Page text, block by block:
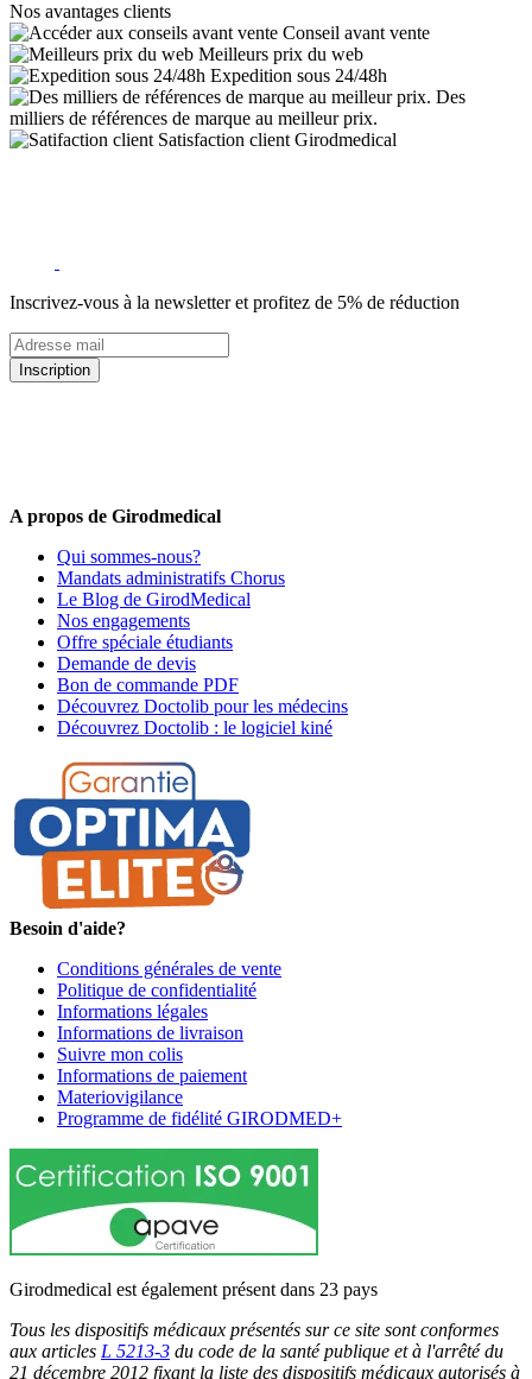
Nos avantages clients
Conseil avant vente
Meilleurs prix du web
Expedition sous 24/48h
Des
milliers de références de marque au meilleur prix.
Satisfaction client Girodmedical
Inscrivez-vous à la newsletter et profitez de 5% de réduction
Inscription
A propos de Girodmedical
Qui sommes-nous?
Mandats administratifs Chorus
Le Blog de GirodMedical
Nos engagements
Offre spéciale étudiants
Demande de devis
Bon de commande PDF
Découvrez Doctolib pour les médecins
Découvrez Doctolib : le logiciel kiné
Besoin d'aide?
Conditions générales de vente
Politique de confidentialité
Informations légales
Informations de livraison
Suivre mon colis
Informations de paiement
Materiovigilance
Programme de fidélité GIRODMED+
Girodmedical est également présent dans 23 pays
Tous les dispositifs médicaux présentés sur ce site sont conformes
aux articles L 5213-3 du code de la santé publique et à l'arrêté du
21 décembre 2012 fixant la liste des dispositifs médicaux autorisés à